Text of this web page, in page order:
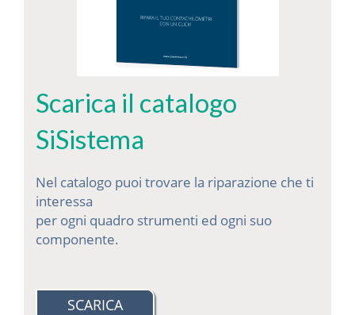
Scarica il catalogo
SiSistema
Nel catalogo puoi trovare la riparazione che ti
interessa
per ogni quadro strumenti ed ogni suo
componente.
SCARICA